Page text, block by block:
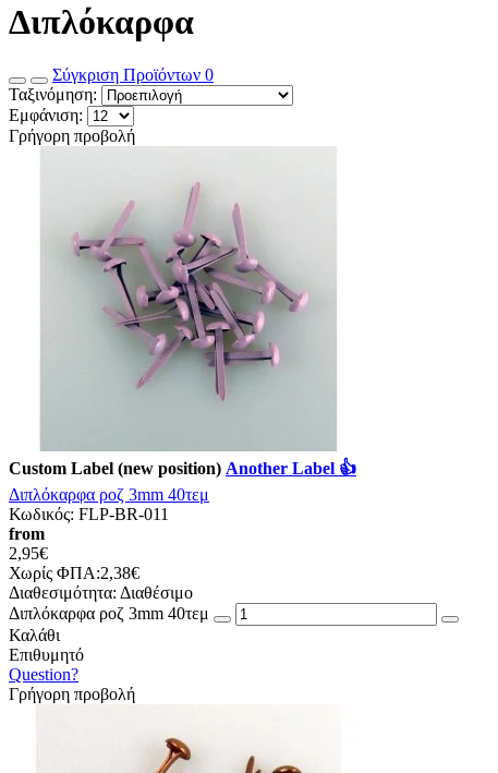
Διπλόκαρφα
Σύγκριση Προϊόντων 0
Ταξινόμηση:
Εμφάνιση:
Γρήγορη προβολή
Custom Label (new position) Another Label 👍
Διπλόκαρφα ροζ 3mm 40τεμ
Κωδικός: FLP-BR-011
from
2,95€
Χωρίς ΦΠΑ:2,38€
Διαθεσιμότητα: Διαθέσιμο
Διπλόκαρφα ροζ 3mm 40τεμ
Καλάθι
Επιθυμητό
Question?
Γρήγορη προβολή